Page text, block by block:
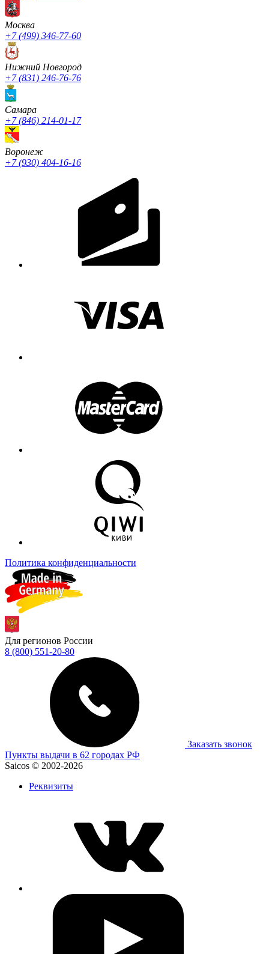
Москва
+7 (499) 346-77-60
Нижний Новгород
+7 (831) 246-76-76
Cамара
+7 (846) 214-01-17
Воронеж
+7 (930) 404-16-16
Политика конфиденциальности
Для регионов России
8 (800) 551-20-80
Заказать звонок
Пункты выдачи в 62 городах РФ
Saicos © 2002-2026
Реквизиты